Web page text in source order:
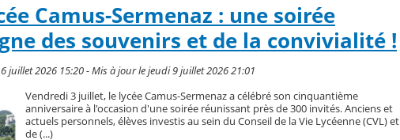
Camus-Sermenaz : une soirée
des souvenirs et de la convivialité !
juillet 2026 15:20 - Mis à jour le jeudi 9 juillet 2026 21:01
Vendredi 3 juillet, le lycée Camus-Sermenaz a célébré son cinquantième
anniversaire à l'occasion d'une soirée réunissant près de 300 invités. Anciens et
actuels personnels, élèves investis au sein du Conseil de la Vie Lycéenne (CVL) et
de (...)